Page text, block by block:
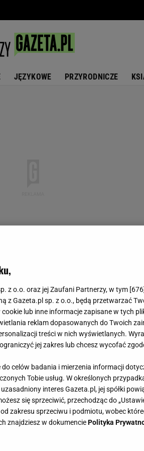
JĘZYKOWE PRZYRODNICZE
z o.o. oraz jej Zaufani Partnerzy, w tym [676
z Gazeta.pl sp. z o.o., będą przetwarzać
lub inne informacje zapisane w tych
reklam dopasowanych do Twoich
treści w nich wyświetlanych.
jej zakres lub chcesz wycofać
celów badania i mierzenia informacji
Tobie usług. W określonych
interes Gazeta.pl, jej spółki
się sprzeciwić, przechodząc do
zakresu sprzeciwu i podmiotu, wobec
znajdziesz w dokumenciePolityka